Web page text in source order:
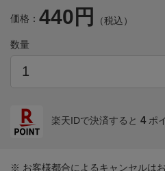
価格： 440円 （税込）
数量
楽天IDで決済すると 4 ポ
※ お客様都合によるキャンセルは